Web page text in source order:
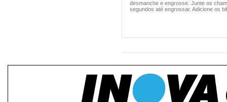
desmanche e engrosse. Junte os
segundos até engrossar. Adicione os